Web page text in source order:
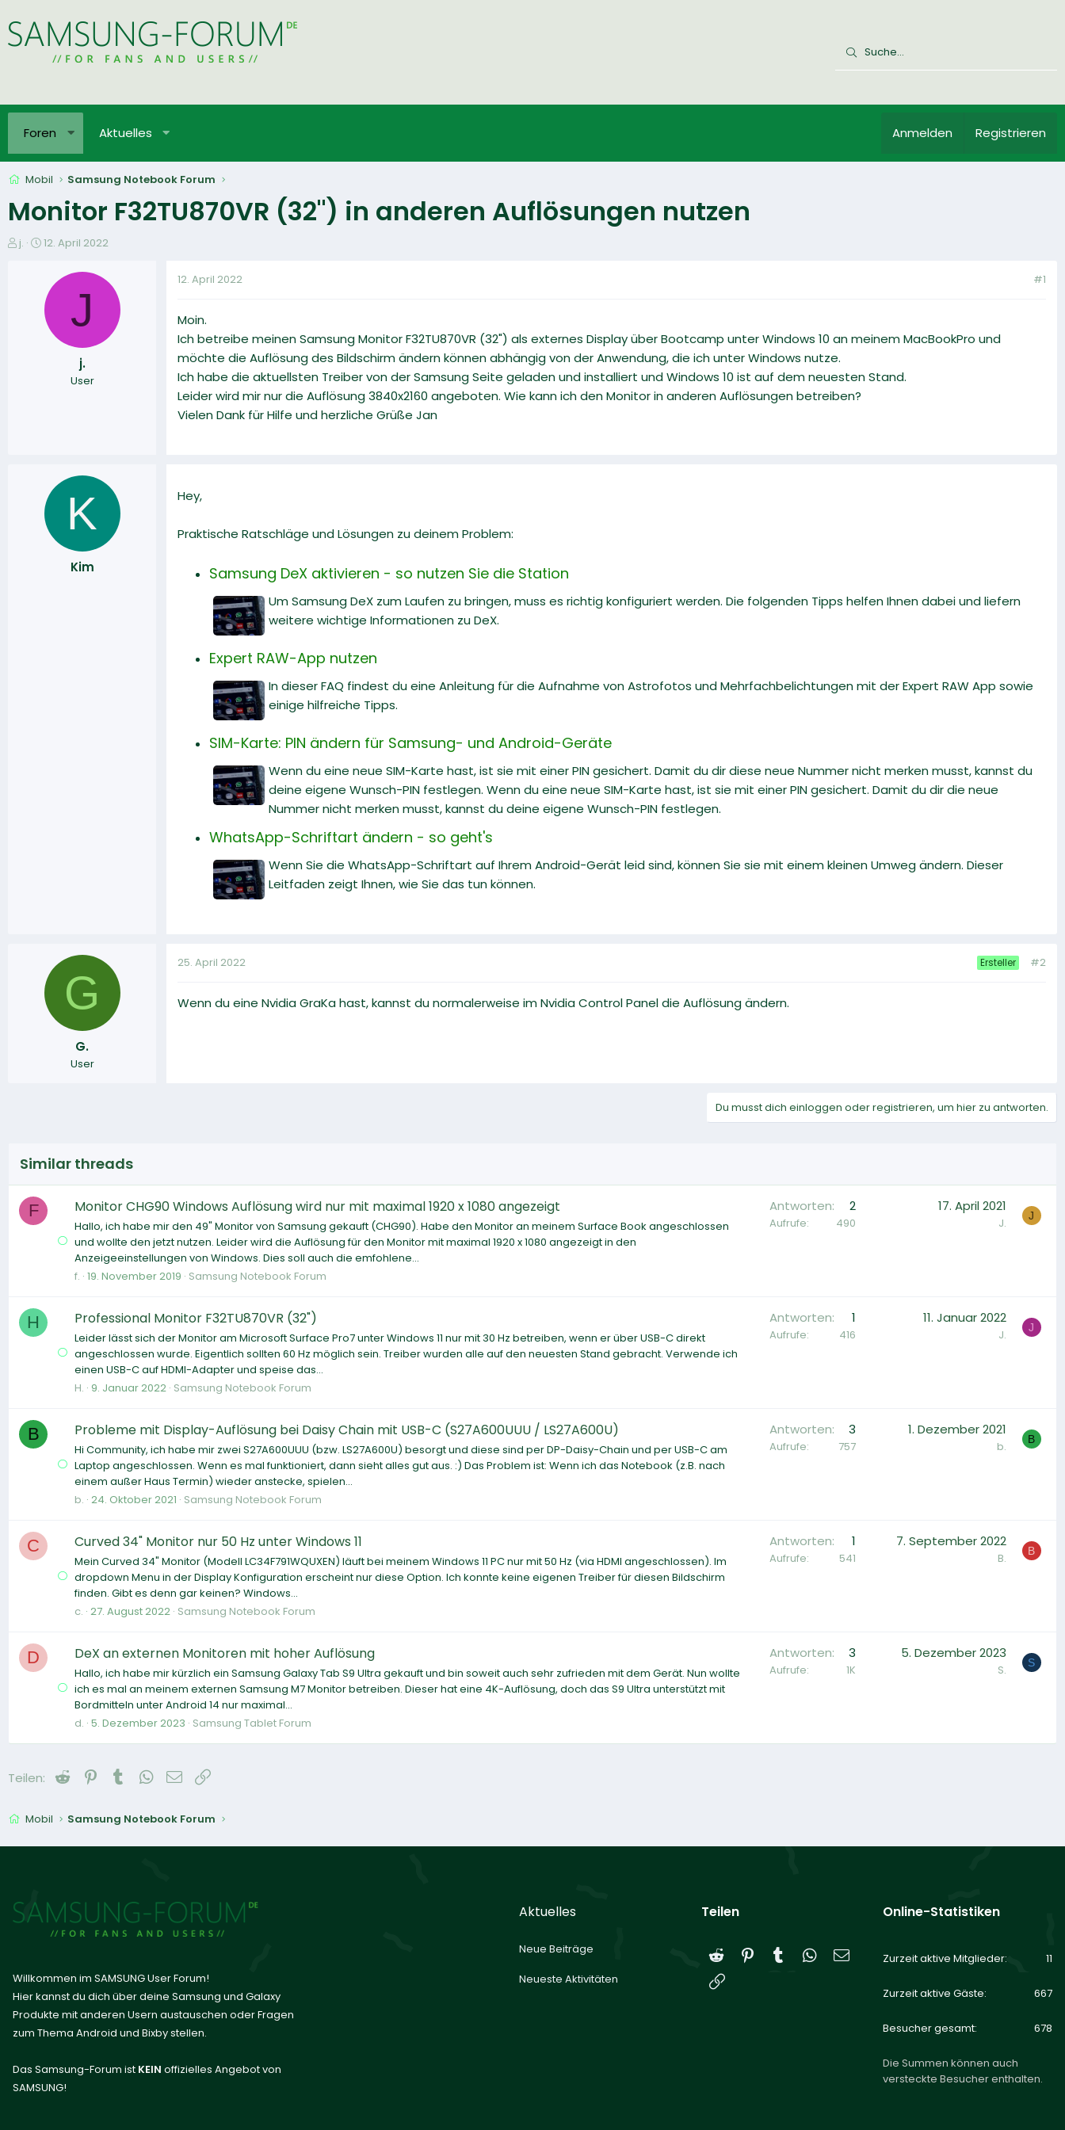
Foren Aktuelles Anmelden Registrieren
Mobil Samsung Notebook Forum
Monitor F32TU870VR (32") in anderen Auflösungen nutzen
Ej.
E
e
l
12. April 2022
J
j.
User
12. April 2022 #1
Moin.
Ich betreibe meinen Samsung Monitor F32TU870VR (32") als externes Display über Bootcamp unter Windows 10 an meinem MacBookPro und
möchte die Auflösung des Bildschirm ändern können abhängig von der Anwendung, die ich unter Windows nutze.
Ich habe die aktuellsten Treiber von der Samsung Seite geladen und installiert und Windows 10 ist auf dem neuesten Stand.
Leider wird mir nur die Auflösung 3840x2160 angeboten. Wie kann ich den Monitor in anderen Auflösungen betreiben?
Vielen Dank für Hilfe und herzliche Grüße Jan
K
Kim
Hey,
Praktische Ratschläge und Lösungen zu deinem Problem:
Samsung DeX aktivieren - so nutzen Sie die Station
Um Samsung DeX zum Laufen zu bringen, muss es richtig konfiguriert werden. Die folgenden Tipps helfen Ihnen dabei und liefern
weitere wichtige Informationen zu DeX.
Expert RAW-App nutzen
In dieser FAQ findest du eine Anleitung für die Aufnahme von Astrofotos und Mehrfachbelichtungen mit der Expert RAW App sowie
einige hilfreiche Tipps.
SIM-Karte: PIN ändern für Samsung- und Android-Geräte
Wenn du eine neue SIM-Karte hast, ist sie mit einer PIN gesichert. Damit du dir diese neue Nummer nicht merken musst, kannst du
deine eigene Wunsch-PIN festlegen. Wenn du eine neue SIM-Karte hast, ist sie mit einer PIN gesichert. Damit du dir die neue
Nummer nicht merken musst, kannst du deine eigene Wunsch-PIN festlegen.
WhatsApp-Schriftart ändern - so geht's
Wenn Sie die WhatsApp-Schriftart auf Ihrem Android-Gerät leid sind, können Sie sie mit einem kleinen Umweg ändern. Dieser
Leitfaden zeigt Ihnen, wie Sie das tun können.
G
G.
User
25. April 2022 Ersteller #2
Wenn du eine Nvidia GraKa hast, kannst du normalerweise im Nvidia Control Panel die Auflösung ändern.
Du musst dich einloggen oder registrieren, um hier zu antworten.
Similar threads
F Monitor CHG90 Windows Auflösung wird nur mit maximal 1920 x 1080 angezeigt
Hallo, ich habe mir den 49" Monitor von Samsung gekauft (CHG90). Habe den Monitor an meinem Surface Book angeschlossen
und wollte den jetzt nutzen. Leider wird die Auflösung für den Monitor mit maximal 1920 x 1080 angezeigt in den
Anzeigeeinstellungen von Windows. Dies soll auch die emfohlene...
f. 19. November 2019 Samsung Notebook Forum
Antworten 2
Aufrufe 490
17. April 2021
J. J
H Professional Monitor F32TU870VR (32")
Leider lässt sich der Monitor am Microsoft Surface Pro7 unter Windows 11 nur mit 30 Hz betreiben, wenn er über USB-C direkt
angeschlossen wurde. Eigentlich sollten 60 Hz möglich sein. Treiber wurden alle auf den neuesten Stand gebracht. Verwende ich
einen USB-C auf HDMI-Adapter und speise das...
H. 9. Januar 2022 Samsung Notebook Forum
Antworten 1
Aufrufe 416
11. Januar 2022
J. J
B Probleme mit Display-Auflösung bei Daisy Chain mit USB-C (S27A600UUU / LS27A600U)
Hi Community, ich habe mir zwei S27A600UUU (bzw. LS27A600U) besorgt und diese sind per DP-Daisy-Chain und per USB-C am
Laptop angeschlossen. Wenn es mal funktioniert, dann sieht alles gut aus. :) Das Problem ist: Wenn ich das Notebook (z.B. nach
einem außer Haus Termin) wieder anstecke, spielen...
b. 24. Oktober 2021 Samsung Notebook Forum
Antworten 3
Aufrufe 757
1. Dezember 2021
b. B
C Curved 34" Monitor nur 50 Hz unter Windows 11
Mein Curved 34" Monitor (Modell LC34F791WQUXEN) läuft bei meinem Windows 11 PC nur mit 50 Hz (via HDMI angeschlossen). Im
dropdown Menu in der Display Konfiguration erscheint nur diese Option. Ich konnte keine eigenen Treiber für diesen Bildschirm
finden. Gibt es denn gar keinen? Windows...
c. 27. August 2022 Samsung Notebook Forum
Antworten 1
Aufrufe 541
7. September 2022
B. B
D DeX an externen Monitoren mit hoher Auflösung
Hallo, ich habe mir kürzlich ein Samsung Galaxy Tab S9 Ultra gekauft und bin soweit auch sehr zufrieden mit dem Gerät. Nun wollte
ich es mal an meinem externen Samsung M7 Monitor betreiben. Dieser hat eine 4K-Auflösung, doch das S9 Ultra unterstützt mit
Bordmitteln unter Android 14 nur maximal...
d. 5. Dezember 2023 Samsung Tablet Forum
Antworten 3
Aufrufe 1K
5. Dezember 2023
S. S
Teilen: Reddit PinterestTumblrWhatsApp
E-Mail
Mobil Samsung Notebook Forum
Willkommen im SAMSUNG User Forum!
Hier kannst du dich über deine Samsung und Galaxy
Produkte mit anderen Usern austauschen oder Fragen
zum Thema Android und Bixby stellen.
Das Samsung-Forum ist KEIN offizielles Angebot von
SAMSUNG!
Aktuelles
Neue Beiträge
Neueste Aktivitäten
Teilen
Reddit Pinterest
Tumblr WhatsApp
E-Mail
Online-Statistiken
Zurzeit aktive Mitglieder 11
Zurzeit aktive Gäste 667
Besucher gesamt 678
Die Summen können auch
versteckte Besucher enthalten.